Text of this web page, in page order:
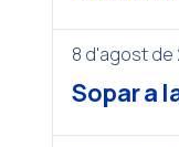
8 d'agost de
Sopar a